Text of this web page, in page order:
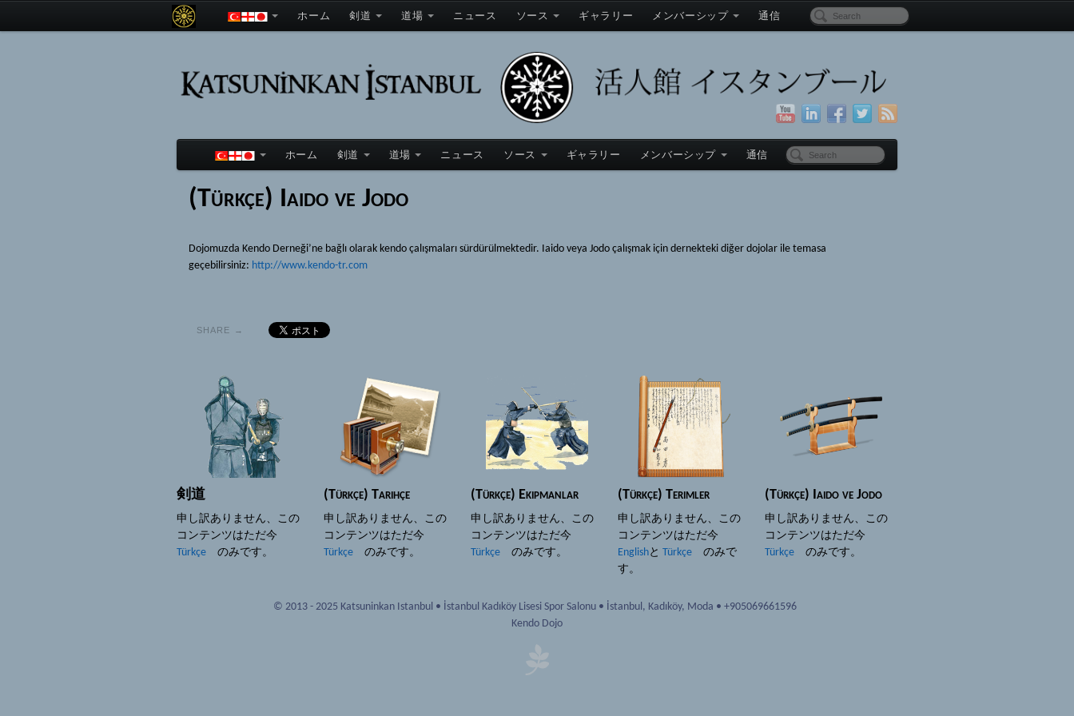
ホーム 剣道 道場 ニュース ソース ギャラリー メンバーシップ 通信
ホーム 剣道 道場 ニュース ソース ギャラリー メンバーシップ 通信
(Türkçe) Iaido ve Jodo
Dojomuzda Kendo Derneği’ne bağlı olarak kendo çalışmaları sürdürülmektedir. Iaido veya Jodo çalışmak için dernekteki diğer dojolar ile temasa
geçebilirsiniz: http://www.kendo-tr.com
SHARE →
剣道
申し訳ありません、この
コンテンツはただ今
Türkçe のみです。
(Türkçe) Tarihçe
申し訳ありません、この
コンテンツはただ今
Türkçeのみです。
(Türkçe) Ekipmanlar
申し訳ありません、この
コンテンツはただ今
Türkçeのみです。
(Türkçe) Terimler
申し訳ありません、この
コンテンツはただ今
Englishと Türkçeのみで
す。
(Türkçe) Iaido ve Jodo
申し訳ありません、この
コンテンツはただ今
Türkçeのみです。
© 2013 - 2025 Katsuninkan Istanbul • İstanbul Kadıköy Lisesi Spor Salonu • İstanbul, Kadıköy, Moda • +905069661596
Kendo Dojo